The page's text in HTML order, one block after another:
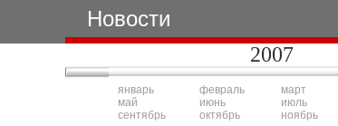
Новости
2007
январь
май
сентябрь
февраль
июнь
октябрь
март
июль
ноябрь